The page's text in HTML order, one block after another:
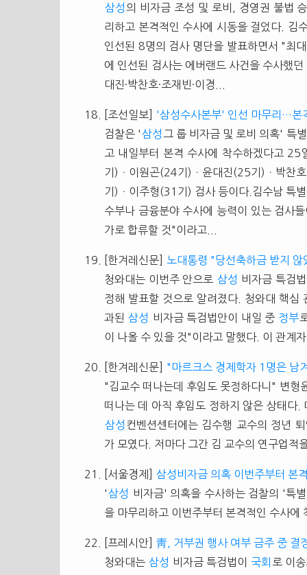
삼성 의 비자금 조성 및 로비, 경영권 불법
리하고 본격적인 수사에 시동을 걸었다. 김
인선된 8명의 검사 명단을 발표하면서 "최
에 인선된 검사는 에버랜드 사건을 수사했
대진·박찬호·조재빈·이경...
[조선일보]
'삼성수사본부' 인선 마무리…본
검찰은 '삼성 그 룹 비자금 및 로비 의혹' 특
고 내일부터 본격 수사에 착수하겠다고
기)ㆍ이원곤(24기)ㆍ윤대진(25기)ㆍ박찬
기)ㆍ이주형(31기) 검사 등이다.김수남 특
수부나 금융분야 수사에 능력이 있는 검사
가로 합류할 것"이라고...
[한겨레신문]
노대통령 "당선축하금 받지 않
청와대는 이번주 안으로 삼성 비자금 특검
정해 발표할 것으로 알려졌다. 청와대 핵
과된 삼성 비자금 특검법안이 내일 중 정부
이 나올 수 있을 것"이라고 말했다. 이 관계
[한겨레신문]
"마르크스 경제학자 1명은 남
"김교수 떠나는데 후임도 못정하다니" 변형
떠나는 데 아직 후임도 정하지 않은 상태다
삼성 컨벤션센터에는 김수행 교수의 정년
가 모였다. 저마다 그간 김 교수의 연구업적
[서울경제] 삼성비자금 의혹 이번주부터 본
'삼성
비자금' 의혹을 수사하는 검찰의 '특
을 마무리하고 이번주부터 본격적인 수사
[프레시안] 靑, 거부권 행사 여부 금주 중 결
청와대는 삼성 비자금 특검법이 국회 로 이